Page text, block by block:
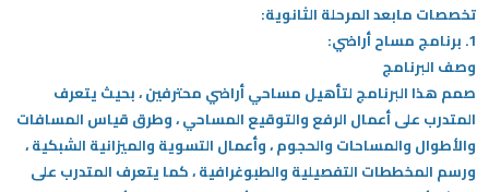
تخصصات مابعد المرحلة الثانوية:
1. برنامج مساح أراضي:
وصف البرنامج
صمم هذا البرنامج لتأهيل مساحي أراضي محترفين ، بحيث يتعرف
المتدرب على أعمال الرفع والتوقيع المساحي ، وطرق قياس المسافات
والأطوال والمساحات والحجوم ، وأعمال التسوية والميزانية الشبكية ،
ورسم المخططات التفصيلية والطبوغرافية ، كما يتعرف المتدرب على